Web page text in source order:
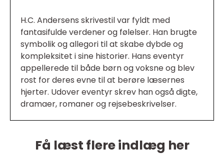
H.C. Andersens skrivestil var fyldt med
fantasifulde verdener og følelser. Han brugte
symbolik og allegori til at skabe dybde og
kompleksitet i sine historier. Hans eventyr
appellerede til både børn og voksne og blev
rost for deres evne til at berøre læsernes
hjerter. Udover eventyr skrev han også digte,
dramaer, romaner og rejsebeskrivelser.
Få læst flere indlæg her